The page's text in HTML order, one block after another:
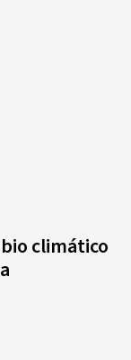
climático